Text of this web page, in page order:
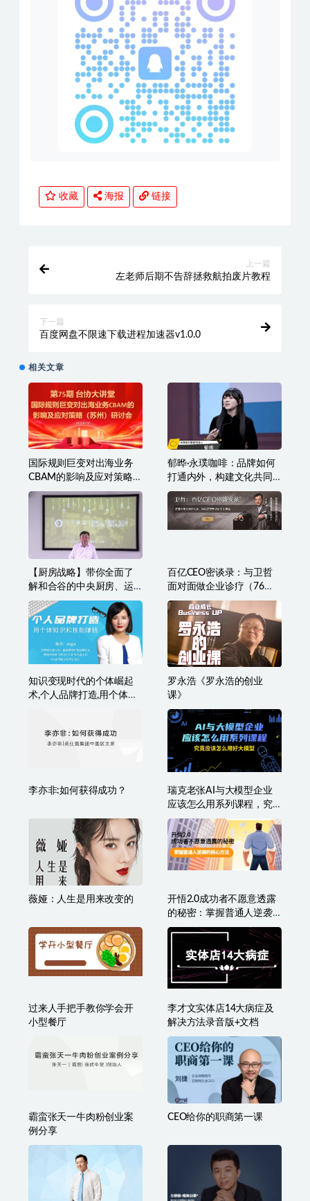
收藏 海报 链接
上一篇
左老师后期不告辞拯救航拍废片教程
下一篇
百度网盘不限速下载进程加速器v1.0.0
相关文章
国际规则巨变对出海业务
CBAM的影响及应对策略-7
月2日
郁晔·永璞咖啡：品牌如何
打通内外，构建文化共同
体
【厨房战略】带你全面了
解和合谷的中央厨房、运
营体系
百亿CEO密谈录：与卫哲
面对面做企业诊疗（76
节）
知识变现时代的个体崛起
术,个人品牌打造,用个体知
罗永浩《罗永浩的创业
课》
李亦非:如何获得成功？
瑞克老张AI与大模型企业
应该怎么用系列课程，究
竟应该怎么用好大模型
薇娅：人生是用来改变的
开悟2.0成功者不愿意透露
的秘密：掌握普通人逆袭
的核心方法
过来人手把手教你学会开
小型餐厅
李才文实体店14大病症及
解决方法录音版+文档
霸蛮张天一牛肉粉创业案
例分享
CEO给你的职商第一课